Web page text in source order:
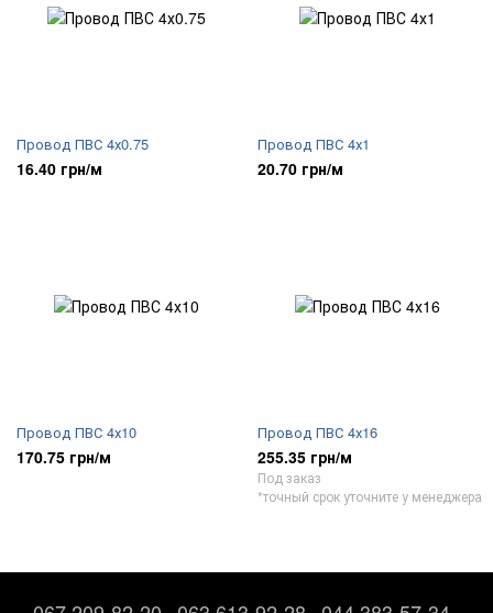
Провод ПВС 4х0.75
16.40 грн/м
Провод ПВС 4х1
20.70 грн/м
Провод ПВС 4х10
170.75 грн/м
Провод ПВС 4х16
255.35 грн/м
Под заказ
*точный срок уточните у менеджера